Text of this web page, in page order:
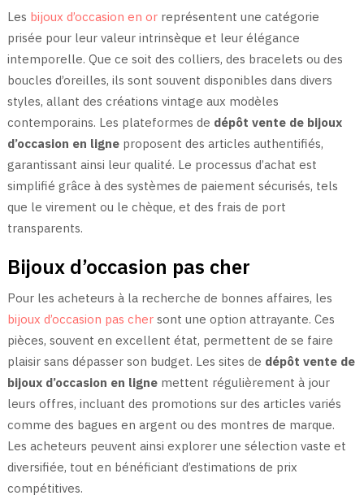
Les bijoux d’occasion en orreprésentent une catégorie
prisée pour leur valeur intrinsèque et leur élégance
intemporelle. Que ce soit des colliers, des bracelets ou des
boucles d’oreilles, ils sont souvent disponibles dans divers
styles, allant des créations vintage aux modèles
contemporains. Les plateformes de dépôt vente de bijoux
d’occasion en ligneproposent des articles authentifiés,
garantissant ainsi leur qualité. Le processus d’achat est
simplifié grâce à des systèmes de paiement sécurisés, tels
que le virement ou le chèque, et des frais de port
transparents.
Bijoux d’occasion pas cher
Pour les acheteurs à la recherche de bonnes affaires, les
bijoux d’occasion pas chersont une option attrayante. Ces
pièces, souvent en excellent état, permettent de se faire
plaisir sans dépasser son budget. Les sites de dépôt vente de
bijoux d’occasion en lignemettent régulièrement à jour
leurs offres, incluant des promotions sur des articles variés
comme des bagues en argent ou des montres de marque.
Les acheteurs peuvent ainsi explorer une sélection vaste et
diversifiée, tout en bénéficiant d’estimations de prix
compétitives.